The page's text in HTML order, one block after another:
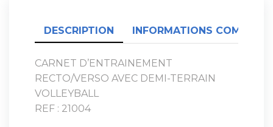
DESCRIPTION INFORMATIONS
CARNET D’ENTRAINEMENT
RECTO/VERSO AVEC DEMI-TERRAIN
VOLLEYBALL
REF : 21004